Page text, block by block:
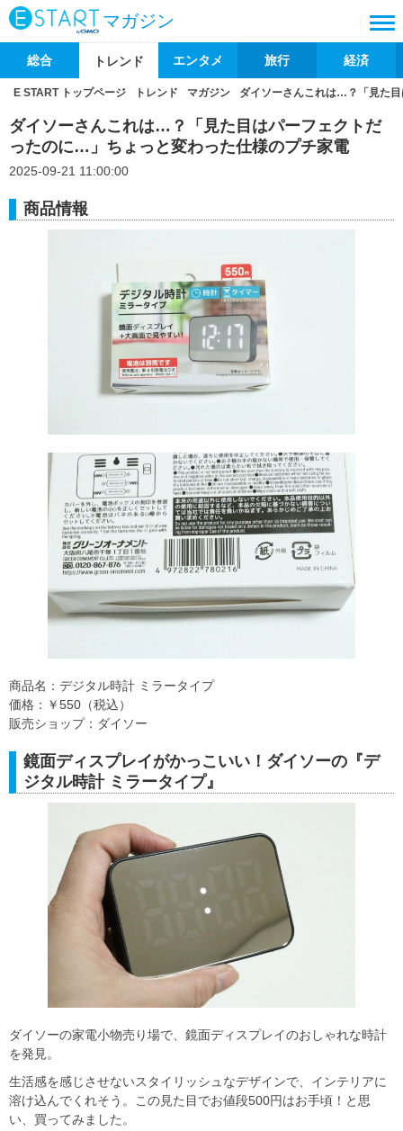
マガジン
総合 トレンド エンタメ 旅行 経済
E START トップページ トレンド マガジン ダイソーさんこれは…？「見た
ダイソーさんこれは…？「見た目はパーフェクトだ
ったのに…」ちょっと変わった仕様のプチ家電
2025-09-21 11:00:00
商品情報
商品名：デジタル時計 ミラータイプ
価格：￥550（税込）
販売ショップ：ダイソー
鏡面ディスプレイがかっこいい！ダイソーの『デ
ジタル時計 ミラータイプ』
ダイソーの家電小物売り場で、鏡面ディスプレイのおしゃれな時計
を発見。
生活感を感じさせないスタイリッシュなデザインで、インテリアに
溶け込んでくれそう。この見た目でお値段500円はお手頃！と思
い、買ってみました。